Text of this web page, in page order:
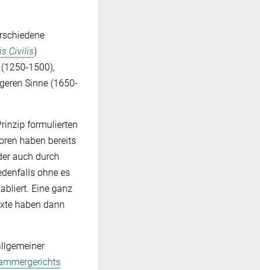
Civilis)
1500),
Sinne (1650-
formulierten
haben bereits
auch durch
ohne es
Eine ganz
haben dann